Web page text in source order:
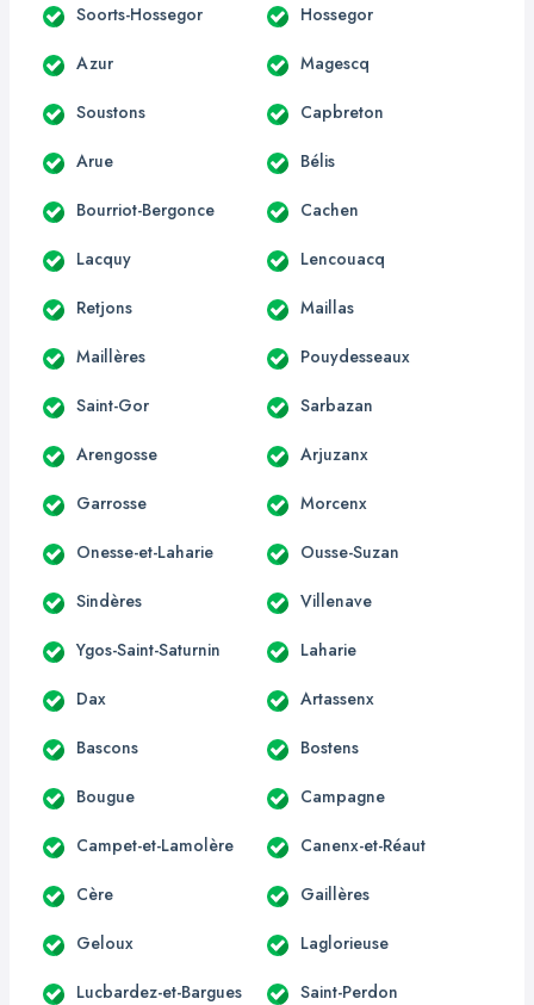
Soorts-Hossegor Hossegor
Azur Magescq
Soustons Capbreton
Arue Bélis
Bourriot-Bergonce Cachen
Lacquy Lencouacq
Retjons Maillas
Maillères Pouydesseaux
Saint-Gor Sarbazan
Arengosse Arjuzanx
Garrosse Morcenx
Onesse-et-Laharie Ousse-Suzan
Sindères Villenave
Ygos-Saint-Saturnin Laharie
Dax Artassenx
Bascons Bostens
Bougue Campagne
Campet-et-Lamolère Canenx-et-Réaut
Cère Gaillères
Geloux Laglorieuse
Lucbardez-et-Bargues Saint-Perdon